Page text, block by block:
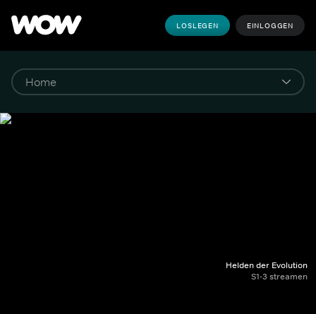
LOSLEGEN EINLOGGEN
Helden der Evolution
S1-3 streamen